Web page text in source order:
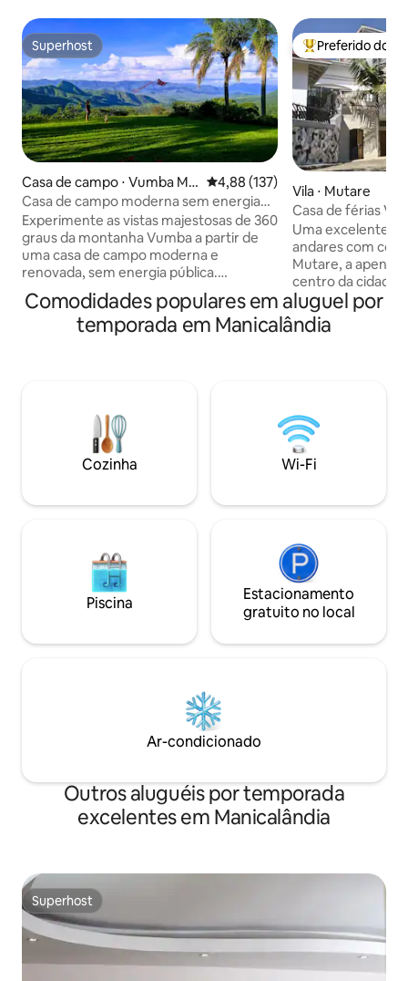
Superhost
Superhost
Casa de campo ⋅ Vumba Mo
untains
4,88 de uma avaliação média de
4,88 (137)
Casa de campo moderna sem energia
pública com vista deslumbrante, Vumba
Experimente as vistas majestosas de 360
graus da montanha Vumba a partir de
uma casa de campo moderna e
renovada, sem energia pública.
Localizada em uma fazenda de café
especial a apenas 20 minutos de Mutare,
esta casa de campo iluminada e em
em um chuveiro privativo ao ar livre.
Jante ou relaxe na varanda circundante
com a família e amigos. Relaxe à beira da
piscina. Ideal para uma escapadinha
para explorar as Terras Altas Orientais.
Entre os
Preferido dos
Vila ⋅ Mutare
Casa de férias
Uma excelente
andares com
Mutare, a apenas
centro da cidade.
deslumbrantes,
espaço oferece:
camas de casal,
Vumba. Informações completas sobre
as experiências
Vikam Villa estão
Outros detalhes
Comodidades populares em aluguel por
temporada em Manicalândia
Cozinha Wi-Fi
Piscina
Estacionamento
gratuito no local
Ar-condicionado
Outros aluguéis por temporada
excelentes em Manicalândia
Superhost
Superhost